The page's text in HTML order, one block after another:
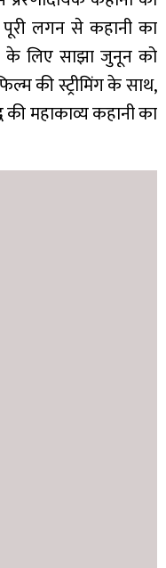
पूरी लगन से कहानी का
के लिए साझा जुनून को
की स्ट्रीमिंग के साथ,
महाकाव्य कहानी का